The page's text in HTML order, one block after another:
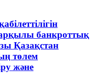
арқылы банкроттық
Қазақстан
төлем
және